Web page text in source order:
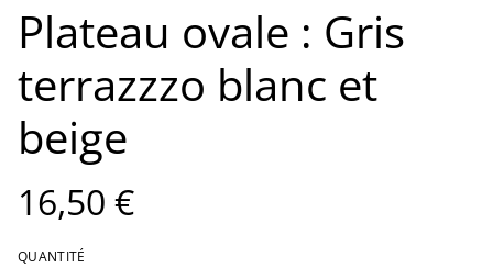
Plateau ovale : Gris
terrazzzo blanc et
beige
16,50 €
QUANTITÉ